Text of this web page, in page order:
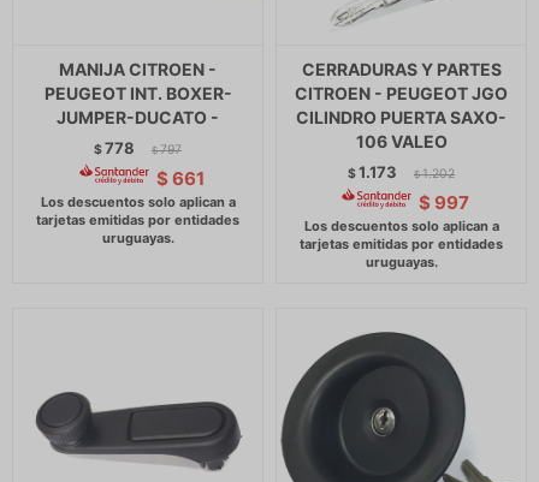
MANIJA CITROEN -
PEUGEOT INT. BOXER-
JUMPER-DUCATO -
$778 $ 797
$ 661
CERRADURAS Y PARTES
CITROEN - PEUGEOT JGO
CILINDRO PUERTA SAXO-
106 VALEO
$1.173 $ 1.202
$ 997